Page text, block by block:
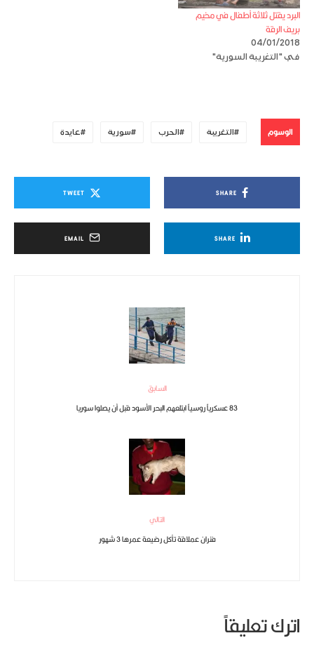
البرد يقتل ثلاثة أطفال في مخيم
بريف الرقة
04/01/2018
في "التغريبة السورية"
الوسوم التغريبة الحرب سورية عايدة
SHARE
TWEET
SHARE
EMAIL
السابق
83 عسكرياً روسياً ابتلعهم البحر الأسود قبل أن يصلوا سوريا
التالي
فئران عملاقة تأكل رضيعة عمرها 3 شهور
اترك تعليقاً